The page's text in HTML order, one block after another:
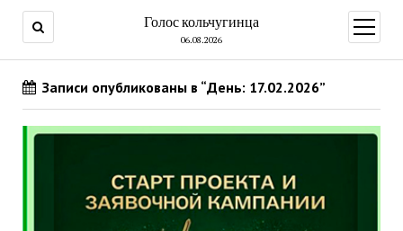
Голос кольчугинца
06.08.2026
меню
Записи опубликованы в “День: 17.02.2026”